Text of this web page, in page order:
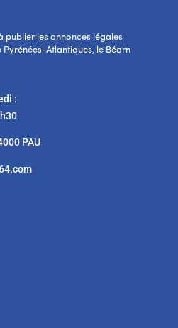
publier les annonces légales
Atlantiques, le Béarn
:
PAU